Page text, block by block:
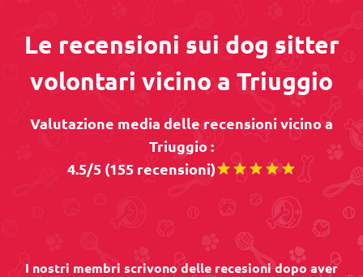
Le recensioni sui dog sitter
volontari vicino a Triuggio
Valutazione media delle recensioni vicino a
Triuggio :
4.5/5 (155 recensioni)
I nostri membri scrivono delle recesioni dopo aver